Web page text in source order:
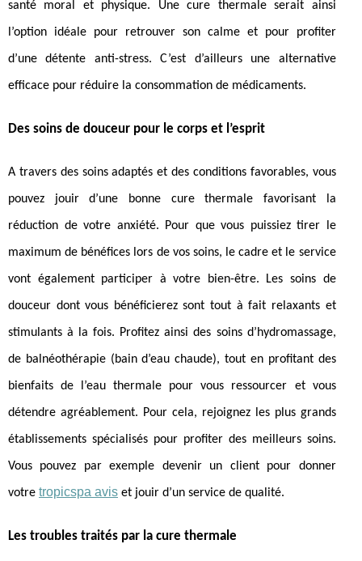
santé moral et physique. Une cure thermale serait ainsi
l’option idéale pour retrouver son calme et pour profiter
d’une détente anti-stress. C’est d’ailleurs une alternative
efficace pour réduire la consommation de médicaments.
Des soins de douceur pour le corps et l’esprit
A travers des soins adaptés et des conditions favorables, vous
pouvez jouir d’une bonne cure thermale favorisant la
réduction de votre anxiété. Pour que vous puissiez tirer le
maximum de bénéfices lors de vos soins, le cadre et le service
vont également participer à votre bien-être. Les soins de
douceur dont vous bénéficierez sont tout à fait relaxants et
stimulants à la fois. Profitez ainsi des soins d’hydromassage,
de balnéothérapie (bain d’eau chaude), tout en profitant des
bienfaits de l’eau thermale pour vous ressourcer et vous
détendre agréablement. Pour cela, rejoignez les plus grands
établissements spécialisés pour profiter des meilleurs soins.
Vous pouvez par exemple devenir un client pour donner
votre tropicspa avis et jouir d’un service de qualité.
Les troubles traités par la cure thermale